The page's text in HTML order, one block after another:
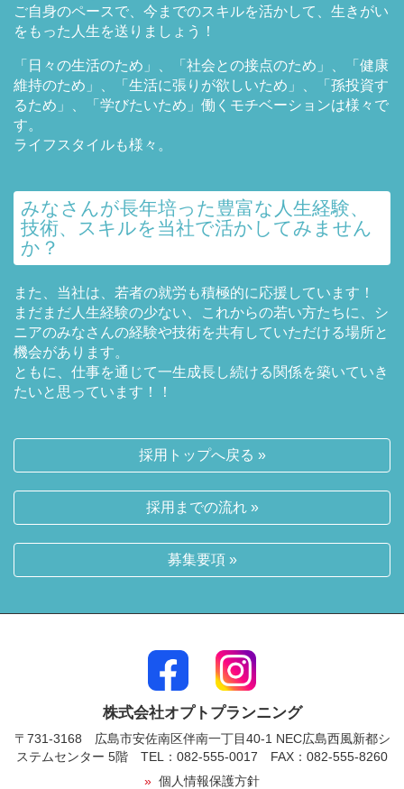
ご自身のペースで、今までのスキルを活かして、生きがい
をもった人生を送りましょう！
「日々の生活のため」、「社会との接点のため」、「健康
維持のため」、「生活に張りが欲しいため」、「孫投資す
るため」、「学びたいため」働くモチベーションは様々で
す。
ライフスタイルも様々。
みなさんが長年培った豊富な人生経験、
技術、スキルを当社で活かしてみません
か？
また、当社は、若者の就労も積極的に応援しています！
まだまだ人生経験の少ない、これからの若い方たちに、シ
ニアのみなさんの経験や技術を共有していただける場所と
機会があります。
ともに、仕事を通じて一生成長し続ける関係を築いていき
たいと思っています！！
採用トップへ戻る »
採用までの流れ »
募集要項 »
株式会社オプトプランニング
〒731-3168 広島市安佐南区伴南一丁目40-1 NEC広島西風新都シ
ステムセンター 5階 TEL：082-555-0017 FAX：082-555-8260
» 個人情報保護方針